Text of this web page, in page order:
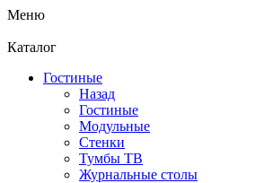
Меню
Каталог
Гостиные
Назад
Гостиные
Модульные
Стенки
Тумбы ТВ
Журнальные столы